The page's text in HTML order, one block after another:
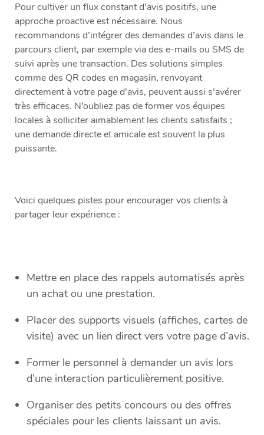
Pour cultiver un flux constant d’avis positifs, une
approche proactive est nécessaire. Nous
recommandons d’intégrer des demandes d’avis dans le
parcours client, par exemple via des e-mails ou SMS de
suivi après une transaction. Des solutions simples
comme des QR codes en magasin, renvoyant
directement à votre page d’avis, peuvent aussi s’avérer
très efficaces. N’oubliez pas de former vos équipes
locales à solliciter aimablement les clients satisfaits ;
une demande directe et amicale est souvent la plus
puissante.
Voici quelques pistes pour encourager vos clients à
partager leur expérience :
Mettre en place des rappels automatisés après
un achat ou une prestation.
Placer des supports visuels (affiches, cartes de
visite) avec un lien direct vers votre page d’avis.
Former le personnel à demander un avis lors
d’une interaction particulièrement positive.
Organiser des petits concours ou des offres
spéciales pour les clients laissant un avis.